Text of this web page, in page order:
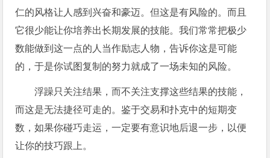
仁的风格让人感到兴奋和豪迈。但这是有风险的。而且
它很少能让你培养出长期发展的技能。我们常常把极少
数能做到这一点的人当作励志人物，告诉你这是可能
的，于是你试图复制的努力就成了一场未知的风险。
浮躁只关注结果，而不关注支撑这些结果的技能，
而这是无法捷径可走的。鉴于交易和扑克中的短期变
数，如果你碰巧走运，一定要有意识地后退一步，以便
让你的技巧跟上。